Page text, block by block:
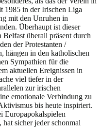
1985 in der Irischen Liga
mit den Unruhen in
Überhaupt ist dieser
überall präsent durch
der Protestanten /
hängen in den katholischen
Sympathien für die
aktuellen Ereignissen in
viel tiefer in der
zur irischen
emotionale Verbindung zu
bis heute inspiriert.
Europapokalspielen
hat sicher jeder schonmal